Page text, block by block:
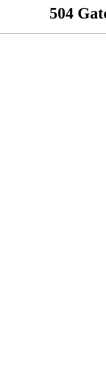
504